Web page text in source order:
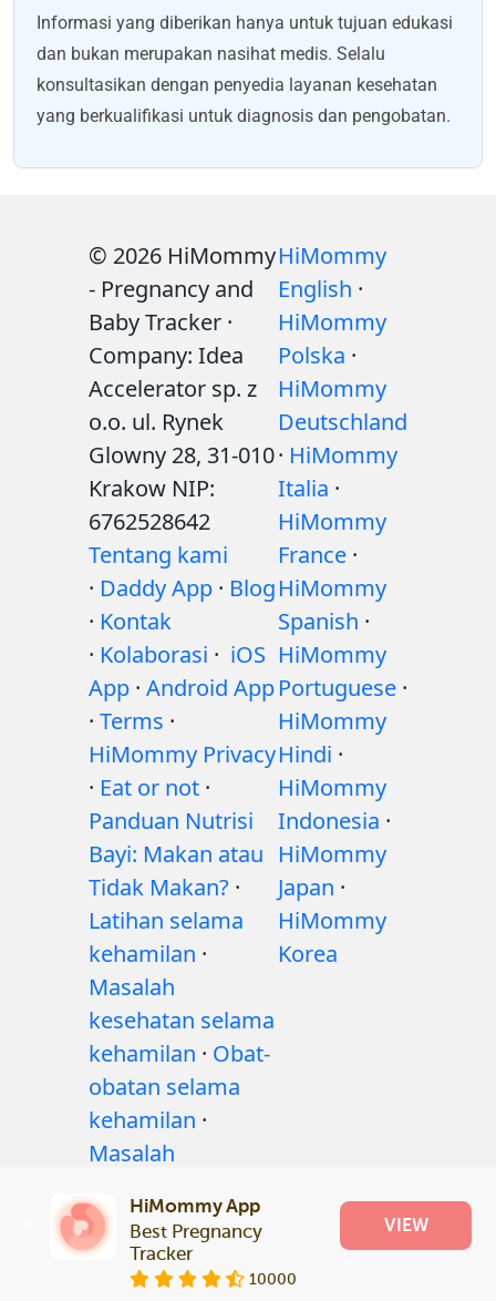
Informasi yang diberikan hanya untuk tujuan edukasi
dan bukan merupakan nasihat medis. Selalu
konsultasikan dengan penyedia layanan kesehatan
yang berkualifikasi untuk diagnosis dan pengobatan.
© 2026 HiMommy
- Pregnancy and
Baby Tracker ·
Company: Idea
Accelerator sp. z
o.o. ul. Rynek
Glowny 28, 31-010
Krakow NIP:
6762528642
Tentang kami
· Daddy App · Blog
· Kontak
· Kolaborasi · iOS
App · Android App
· Terms ·
HiMommy Privacy
· Eat or not ·
Panduan Nutrisi
Bayi: Makan atau
Tidak Makan? ·
Latihan selama
kehamilan ·
Masalah
kesehatan selama
kehamilan · Obat-
obatan selama
kehamilan ·
Masalah
Articles·
Kebijakan editorial
HiMommy
English ·
HiMommy
Polska ·
HiMommy
Deutschland
· HiMommy
Italia ·
HiMommy
France ·
HiMommy
Spanish ·
HiMommy
Portuguese ·
HiMommy
Hindi ·
HiMommy
Indonesia ·
HiMommy
Japan ·
HiMommy
Korea
HiMommy App
Best Pregnancy
Tracker
10000
VIEW